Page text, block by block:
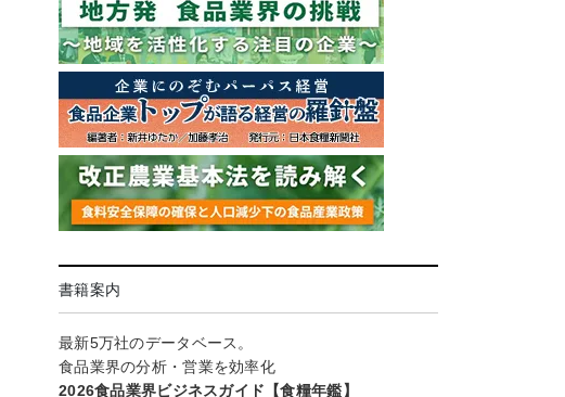
書籍案内
最新5万社のデータベース。
食品業界の分析・営業を効率化
2026食品業界ビジネスガイド【食糧年鑑】